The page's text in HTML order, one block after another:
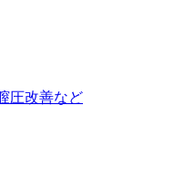
圧改善など